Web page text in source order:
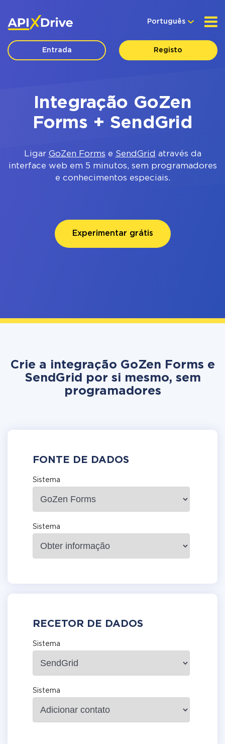
Português
Entrada Registo
Integração GoZen
Forms + SendGrid
Ligar GoZen Forms e SendGrid através da
interface web em 5 minutos, sem programadores
e conhecimentos especiais.
Experimentar grátis
Crie a integração GoZen Forms e
SendGrid por si mesmo, sem
programadores
FONTE DE DADOS
Sistema
Sistema
RECETOR DE DADOS
Sistema
Sistema